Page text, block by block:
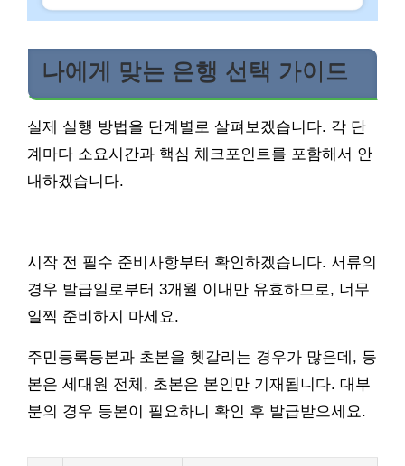
나에게 맞는 은행 선택 가이드
실제 실행 방법을 단계별로 살펴보겠습니다. 각 단
계마다 소요시간과 핵심 체크포인트를 포함해서 안
내하겠습니다.
시작 전 필수 준비사항부터 확인하겠습니다. 서류의
경우 발급일로부터 3개월 이내만 유효하므로, 너무
일찍 준비하지 마세요.
주민등록등본과 초본을 헷갈리는 경우가 많은데, 등
본은 세대원 전체, 초본은 본인만 기재됩니다. 대부
분의 경우 등본이 필요하니 확인 후 발급받으세요.